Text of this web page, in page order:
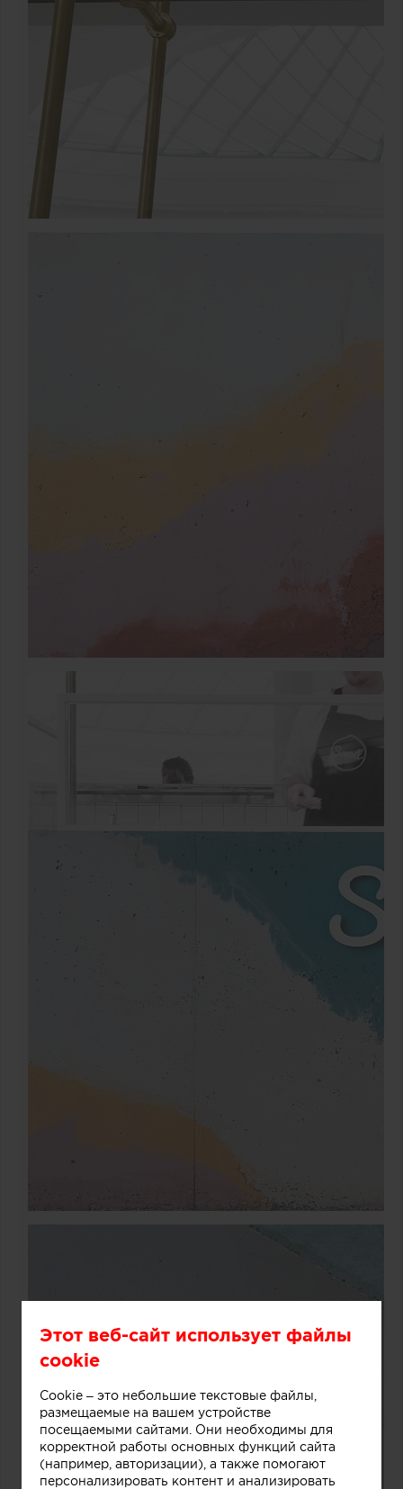
Этот веб-сайт использует файлы
cookie
Cookie – это небольшие текстовые файлы,
размещаемые на вашем устройстве
посещаемыми сайтами. Они необходимы для
корректной работы основных функций сайта
(например, авторизации), а также помогают
персонализировать контент и анализировать